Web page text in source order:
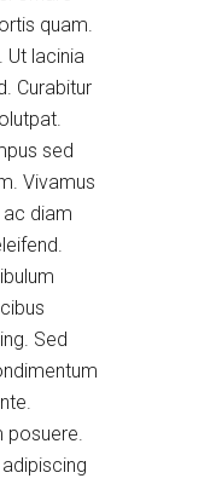
quam.
Ut lacinia
Curabitur
sed
Vivamus
ac diam
Sed
posuere.